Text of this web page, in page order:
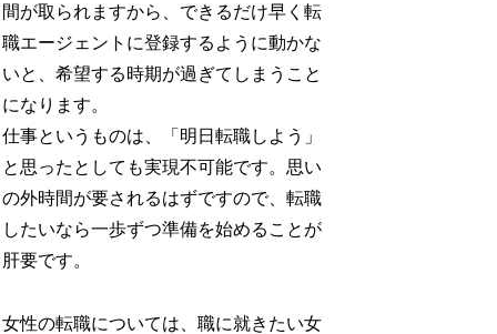
間が取られますから、できるだけ早く転
職エージェントに登録するように動かな
いと、希望する時期が過ぎてしまうこと
になります。
仕事というものは、「明日転職しよう」
と思ったとしても実現不可能です。思い
の外時間が要されるはずですので、転職
したいなら一歩ずつ準備を始めることが
肝要です。
女性の転職については、職に就きたい女